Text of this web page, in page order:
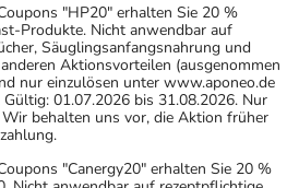
"HP20" erhalten Sie 20 %
Produkte. Nicht anwendbar auf
Säuglingsanfangsnahrung und
Aktionsvorteilen (ausgenommen
nur einzulösen unter www.aponeo.de
01.07.2026 bis 31.08.2026. Nur
behalten uns vor, die Aktion früher
"Canergy20" erhalten Sie 20 %